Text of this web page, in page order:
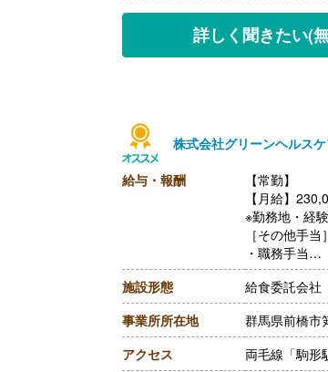
【管理栄養士
【時給】
※月給
【昇給】あり
【退職金】あ
詳しく聞きたい(
株式会社グリーンヘルス
給与・報酬
【常勤】
【月給】
※勤務地・経
［その他手当］
・職務手当
・食事手当
・年末年始手当
【賞与】年2
0ヶ月/年）
【通勤手当】
【退職金】な
施設形態
給食委託会社
事業所所在地
群馬県前橋市
アクセス
両毛線「駒形